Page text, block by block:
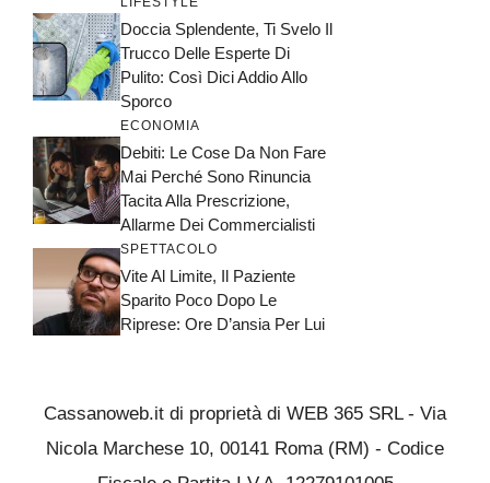
Doccia Splendente, Ti Svelo Il
Trucco Delle Esperte Di
Pulito: Così Dici Addio Allo
Sporco
ECONOMIA
Debiti: Le Cose Da Non Fare
Mai Perché Sono Rinuncia
Tacita Alla Prescrizione,
Allarme Dei Commercialisti
SPETTACOLO
Vite Al Limite, Il Paziente
Sparito Poco Dopo Le
Riprese: Ore D’ansia Per Lui
Cassanoweb.it di proprietà di WEB 365 SRL - Via
Nicola Marchese 10, 00141 Roma (RM) - Codice